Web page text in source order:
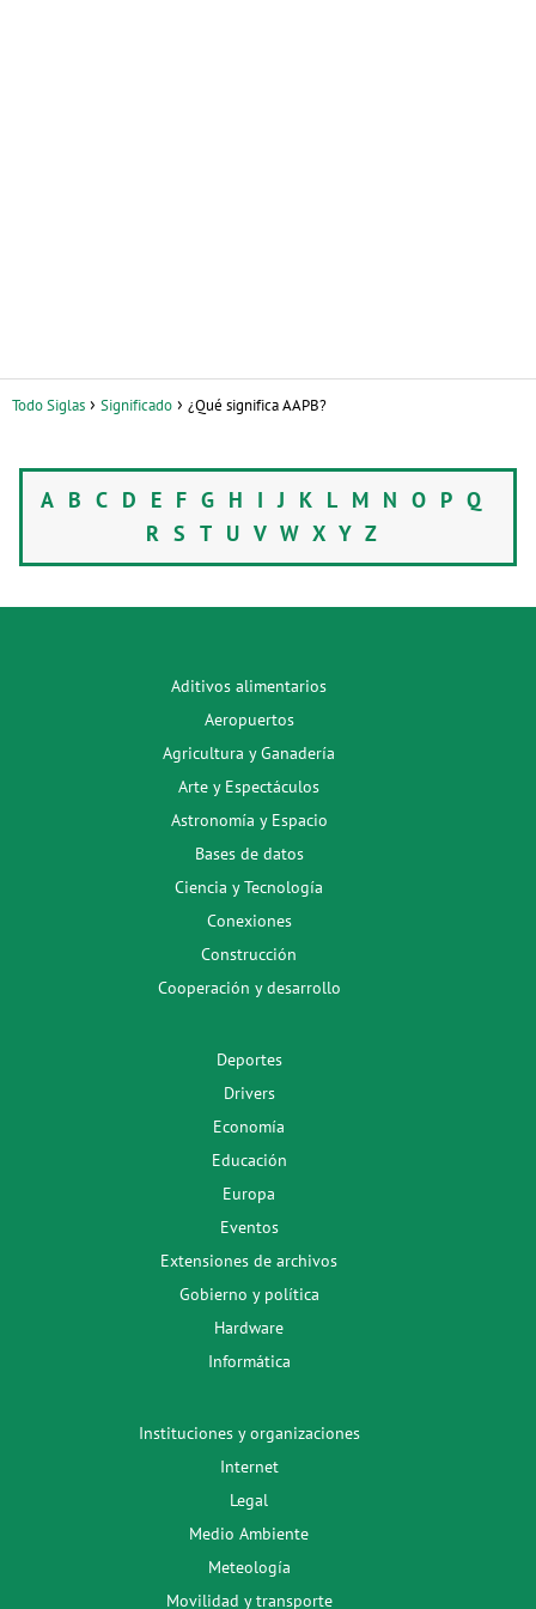
Todo Siglas Significado ¿Qué significa AAPB?
A B C D E F G H IJ K L M N O P Q
R S T U V W X Y Z
Aditivos alimentarios
Aeropuertos
Agricultura y Ganadería
Arte y Espectáculos
Astronomía y Espacio
Bases de datos
Ciencia y Tecnología
Conexiones
Construcción
Cooperación y desarrollo
Deportes
Drivers
Economía
Educación
Europa
Eventos
Extensiones de archivos
Gobierno y política
Hardware
Informática
Instituciones y organizaciones
Internet
Legal
Medio Ambiente
Meteología
Movilidad y transporte